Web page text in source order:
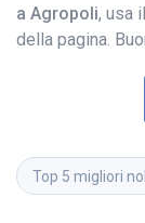
a Agropoli, usa
della pagina.
Top 5 migliori